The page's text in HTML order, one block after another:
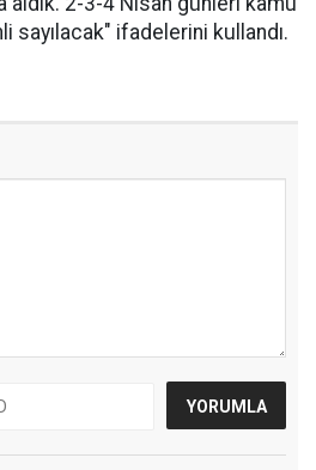
sayılacak" ifadelerini kullandı.